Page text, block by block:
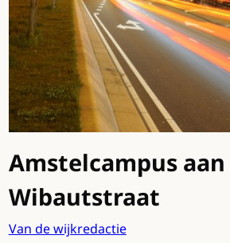
Amstelcampus aan
Wibautstraat
Van de wijkredactie